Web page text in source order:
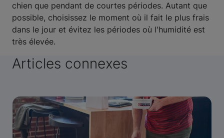
chien que pendant de courtes périodes. Autant que
possible, choisissez le moment où il fait le plus frais
dans le jour et évitez les périodes où l'humidité est
très élevée.
Articles connexes